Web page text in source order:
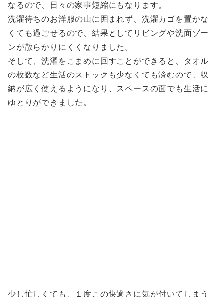
なるので、日々の家事短縮にもなります。
洗濯待ちのお洋服の山に囲まれず、洗濯カゴを置かな
くても過ごせるので、結果としてリビングや洗面ゾー
ンが散らかりにくくなりました。
そして、洗濯をこまめに回すことができると、タオル
の枚数など生活のストックも少なくても済むので、収
納が広く使えるようになり、スペースの面でも生活に
ゆとりができました。
少し忙しくても、１度この快適さに気が付いてしまう